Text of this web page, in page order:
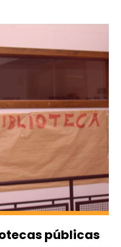
públicas